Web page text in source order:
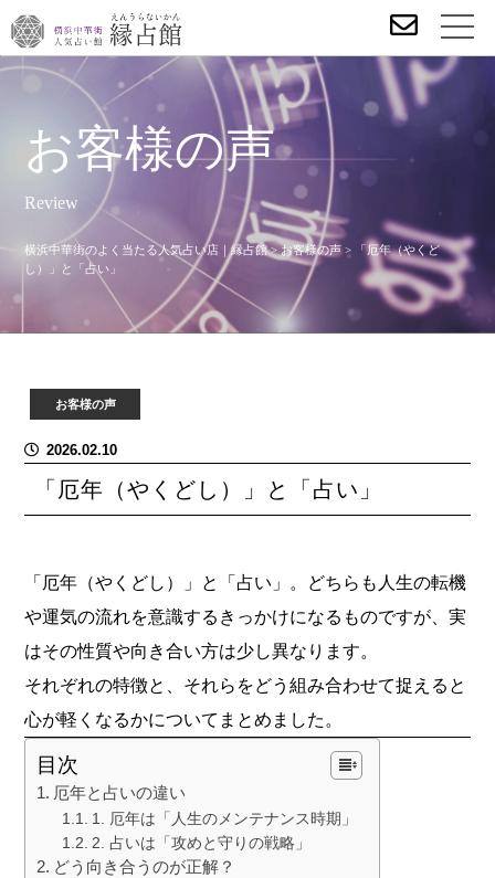
お客様の声
Review
横浜中華街のよく当たる人気占い店｜縁占館>お客様の声 >
「厄年（やくど
し）」と「占い」
お客様の声
2026.02.10
「厄年（やくどし）」と「占い」
「厄年（やくどし）」と「占い」。どちらも人生の転機
や運気の流れを意識するきっかけになるものですが、実
はその性質や向き合い方は少し異なります。
それぞれの特徴と、それらをどう組み合わせて捉えると
心が軽くなるかについてまとめました。
目次
厄年と占いの違い
1. 厄年は「人生のメンテナンス時期」
2. 占いは「攻めと守りの戦略」
どう向き合うのが正解？